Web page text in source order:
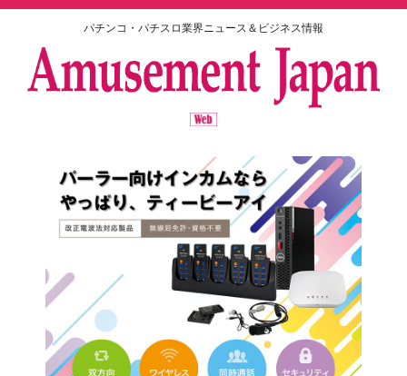
パチンコ・パチスロ業界ニュース＆ビジネス情報